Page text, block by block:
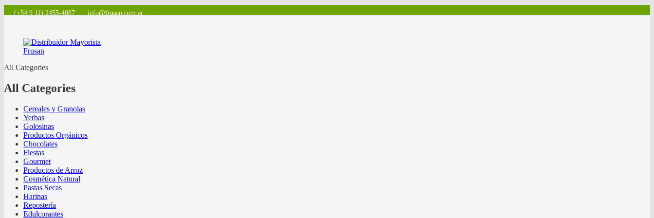
(+54 9 11) 2455-4087 info@frusan.com.ar
All Categories
All Categories
Cereales y Granolas
Yerbas
Golosinas
Productos Orgánicos
Chocolates
Fiestas
Gourmet
Productos de Arroz
Cosmética Natural
Pastas Secas
Harinas
Repostería
Edulcorantes